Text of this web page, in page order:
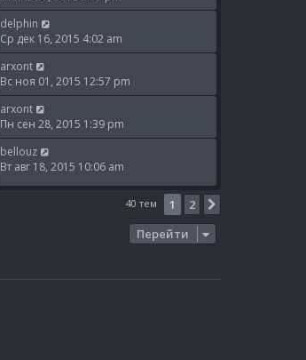
delphin
Ср дек 16, 2015 4:02 am
arxont
Вс ноя 01, 2015 12:57 pm
arxont
Пн сен 28, 2015 1:39 pm
bellouz
Вт авг 18, 2015 10:06 am
40 тем 1 2
Перейти